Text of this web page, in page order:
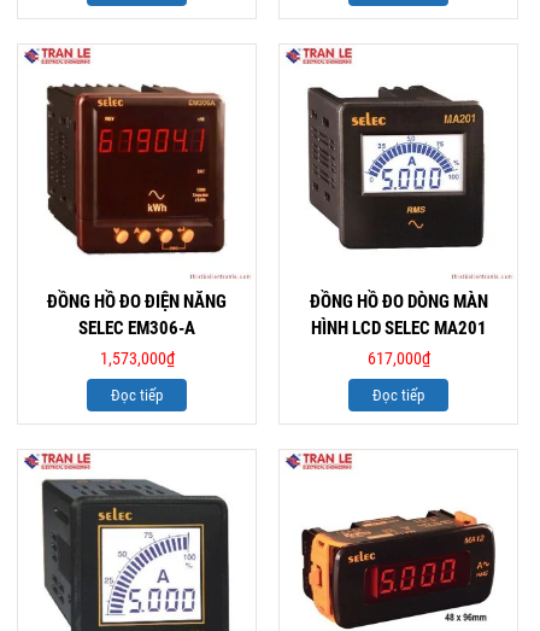
ĐỒNG HỒ ĐO ĐIỆN NĂNG
SELEC EM306-A
1,573,000₫
Đọc tiếp
ĐỒNG HỒ ĐO DÒNG MÀN
HÌNH LCD SELEC MA201
617,000₫
Đọc tiếp